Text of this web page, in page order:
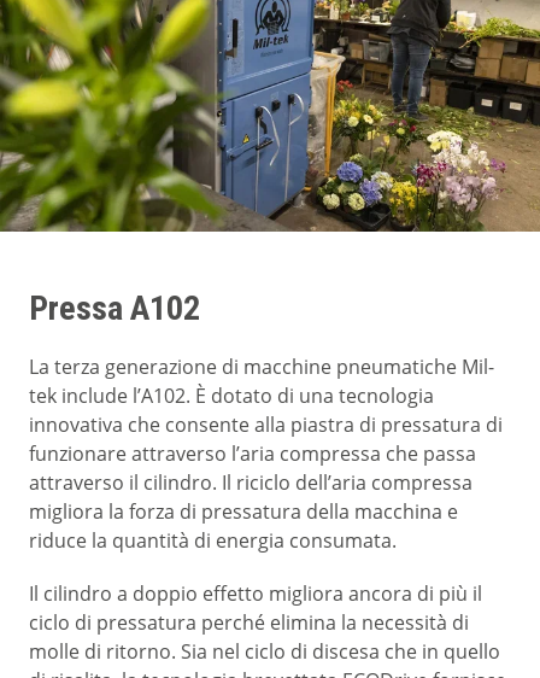
Pressa A102
La terza generazione di macchine pneumatiche Mil-
tek include l’A102. È dotato di una tecnologia
innovativa che consente alla piastra di pressatura di
funzionare attraverso l’aria compressa che passa
attraverso il cilindro. Il riciclo dell’aria compressa
migliora la forza di pressatura della macchina e
riduce la quantità di energia consumata.
Il cilindro a doppio effetto migliora ancora di più il
ciclo di pressatura perché elimina la necessità di
molle di ritorno. Sia nel ciclo di discesa che in quello